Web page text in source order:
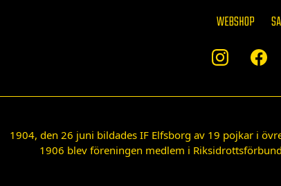
WEBSHOP
1904, den 26 juni bildades IF Elfsborg av 19 pojkar i
1906 blev föreningen medlem i